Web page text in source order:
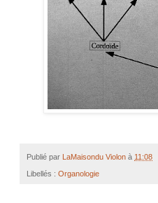
Publié par LaMaisondu Violon à 11:08
Libellés : Organologie